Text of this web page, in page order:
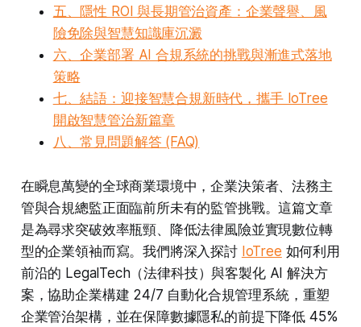
五、隱性 ROI 與長期管治資產：企業聲譽、風
險免除與智慧知識庫沉澱
六、企業部署 AI 合規系統的挑戰與漸進式落地
策略
七、結語：迎接智慧合規新時代，攜手 IoTree
開啟智慧管治新篇章
八、常見問題解答 (FAQ)
在瞬息萬變的全球商業環境中，企業決策者、法務主
管與合規總監正面臨前所未有的監管挑戰。這篇文章
是為尋求突破效率瓶頸、降低法律風險並實現數位轉
型的企業領袖而寫。我們將深入探討 IoTree 如何利用
前沿的 LegalTech（法律科技）與客製化 AI 解決方
案，協助企業構建 24/7 自動化合規管理系統，重塑
企業管治架構，並在保障數據隱私的前提下降低 45%